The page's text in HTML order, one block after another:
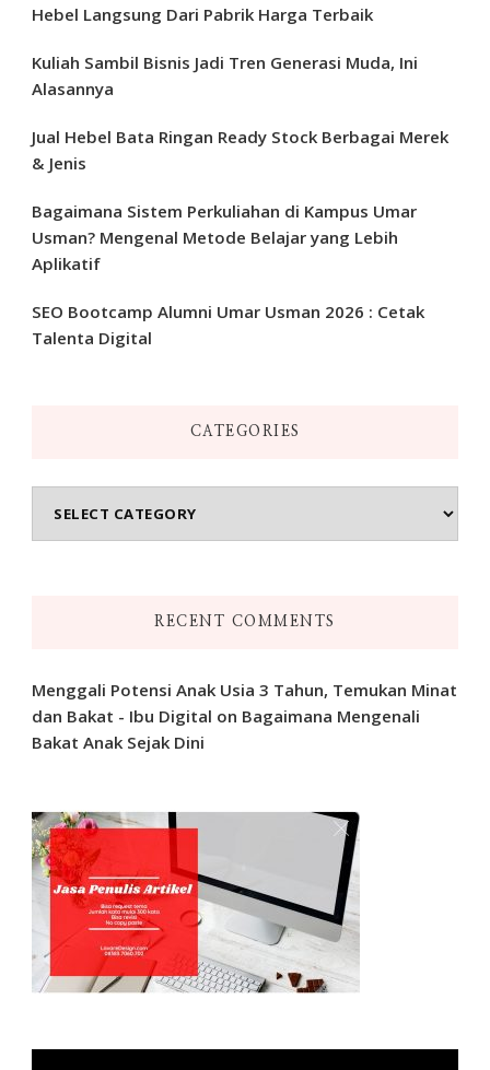
Hebel Langsung Dari Pabrik Harga Terbaik
Kuliah Sambil Bisnis Jadi Tren Generasi Muda, Ini
Alasannya
Jual Hebel Bata Ringan Ready Stock Berbagai Merek
& Jenis
Bagaimana Sistem Perkuliahan di Kampus Umar
Usman? Mengenal Metode Belajar yang Lebih
Aplikatif
SEO Bootcamp Alumni Umar Usman 2026 : Cetak
Talenta Digital
CATEGORIES
RECENT COMMENTS
Menggali Potensi Anak Usia 3 Tahun, Temukan Minat
dan Bakat - Ibu Digital on Bagaimana Mengenali
Bakat Anak Sejak Dini